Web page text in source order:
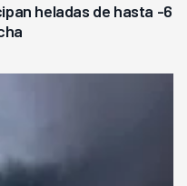
heladas de hasta -6